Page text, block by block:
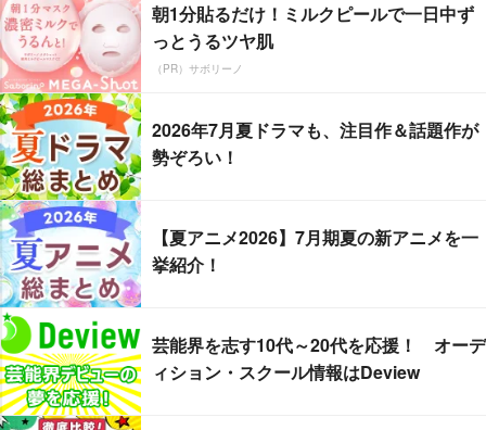
朝1分貼るだけ！ミルクピールで一日中ず
っとうるツヤ肌
（PR）サボリーノ
2026年7月夏ドラマも、注目作＆話題作が
勢ぞろい！
【夏アニメ2026】7月期夏の新アニメを一
挙紹介！
芸能界を志す10代～20代を応援！ オーデ
ィション・スクール情報はDeview